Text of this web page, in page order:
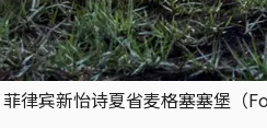
律宾新怡诗夏省麦格塞塞堡（